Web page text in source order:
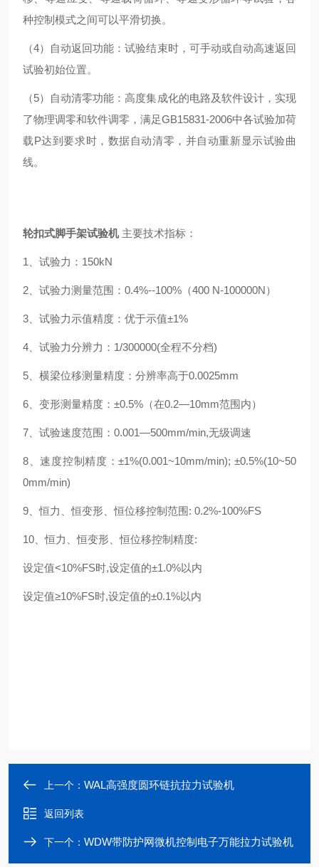
种控制模式之间可以平滑切换。
（4）自动返回功能：试验结束时，可手动或自动高速返回
试验初始位置。
（5）自动清零功能：高度集成化的电路及软件设计，实现
了物理调零和软件调零，满足GB15831-2006中各试验加荷
载P达到要求时，数据自动清零，并自动重新显示试验曲
线。
轮扣式脚手架试验机 主要技术指标：
1、试验力：150kN
2、试验力测量范围：0.4%--100%（400 N-100000N）
3、试验力示值精度：优于示值±1%
4、试验力分辨力：1/300000(全程不分档)
5、横梁位移测量精度：分辨率高于0.0025mm
6、变形测量精度：±0.5%（在0.2—10mm范围内）
7、试验速度范围：0.001—500mm/min,无级调速
8、速度控制精度：±1%(0.001~10mm/min); ±0.5%(10~50
0mm/min)
9、恒力、恒变形、恒位移控制范围: 0.2%-100%FS
10、恒力、恒变形、恒位移控制精度:
设定值<10%FS时,设定值的±1.0%以内
设定值≥10%FS时,设定值的±0.1%以内
上一个： WAL高强度圆环链抗拉力试验机
返回列表
下一个： WDW带防护网微机控制电子万能拉力试验机